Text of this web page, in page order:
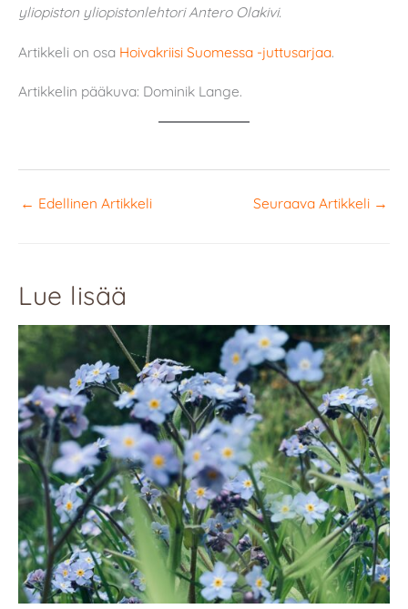
yliopiston yliopistonlehtori Antero Olakivi.
Artikkeli on osa Hoivakriisi Suomessa -juttusarjaa.
Artikkelin pääkuva: Dominik Lange.
← Edellinen Artikkeli Seuraava Artikkeli →
Lue lisää